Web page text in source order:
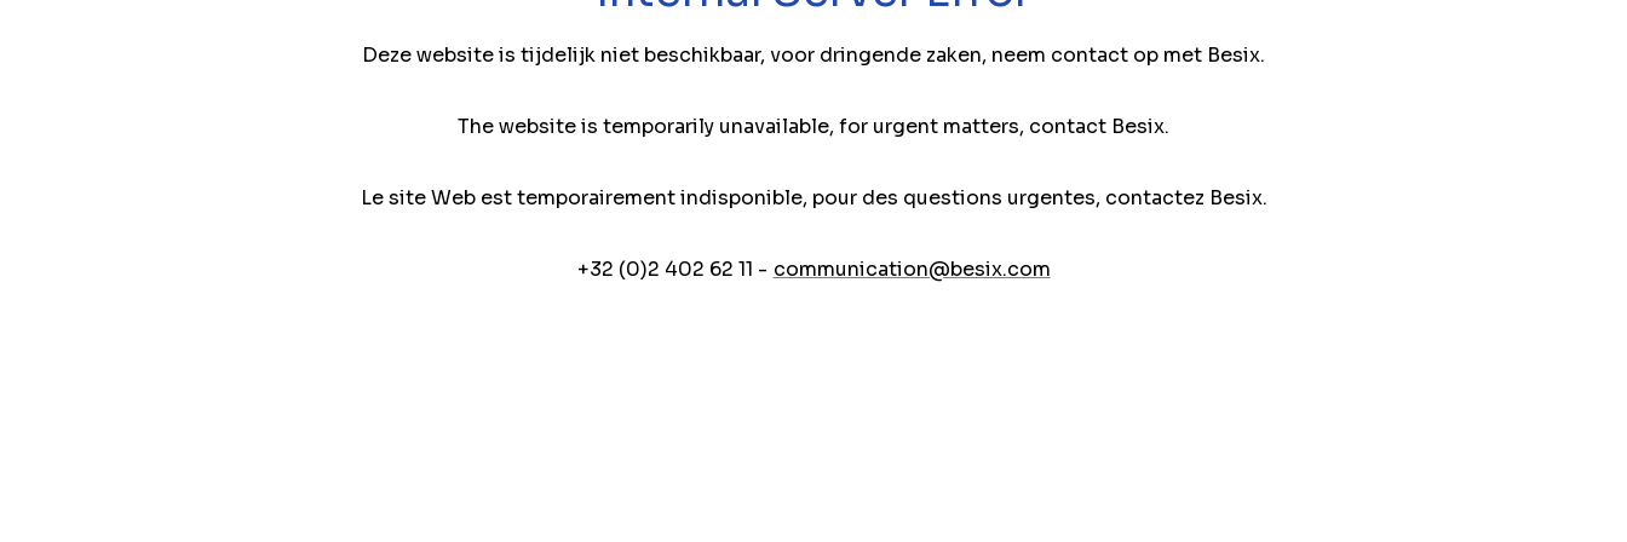
Deze website is tijdelijk niet beschikbaar, voor dringende zaken, neem contact op met Besix.
The website is temporarily unavailable, for urgent matters, contact Besix.
Le site Web est temporairement indisponible, pour des questions urgentes, contactez Besix.
+32 (0)2 402 62 11 - communication@besix.com